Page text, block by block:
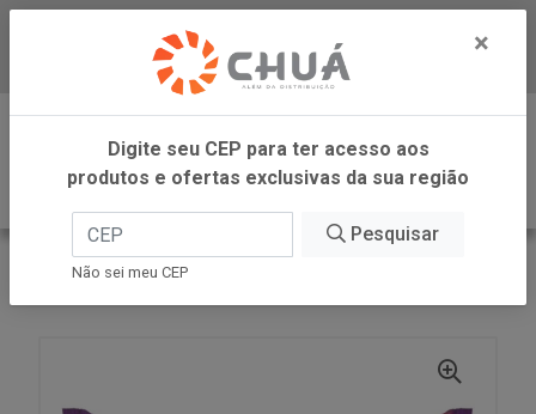
Baixe já nosso APP
0
INÍCIO
NISSIN
×
Digite seu CEP para ter acesso aos
produtos e ofertas exclusivas da sua região
Pesquisar
Não sei meu CEP